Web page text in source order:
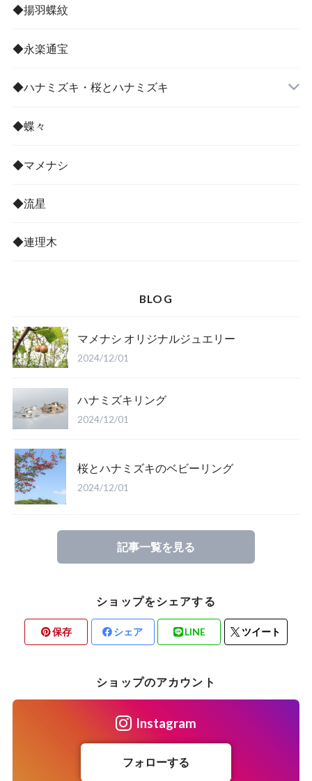
◆揚羽蝶紋
◆永楽通宝
◆ハナミズキ・桜とハナミズキ
◆蝶々
◆マメナシ
◆流星
◆連理木
BLOG
マメナシ オリジナルジュエリー
2024/12/01
ハナミズキリング
2024/12/01
桜とハナミズキのベビーリング
2024/12/01
記事一覧を見る
ショップをシェアする
保存 シェア LINE ツイート
ショップのアカウント
Instagram
フォローする